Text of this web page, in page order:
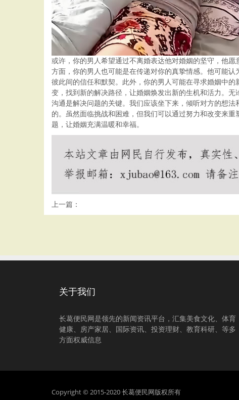
或许，你的男人希望通过不离婚表达他对婚姻的坚守，他
方面，你的男人也可能是在传递对你的真挚情感。他可能
彼此间的信任和默契。此外，你的男人可能在寻求婚姻中
变，找到新的解决路径，让婚姻焕发出新的生机和活力。
沟通是解决问题的关键。我们应该坐下来，倾听对方的想
的。虽然面临挑战和困难，但我们可以通过努力和改变来
题，让婚姻充满温暖和幸福。
上一篇：
关于我们
长葛便民网是领先的新闻资讯平台，汇集美食文化、体育
健康、房产家居、国际资讯、投资理财、教育科研、等多
方面权威信息
Copyright © 2015-2020 长葛便民网版权所有